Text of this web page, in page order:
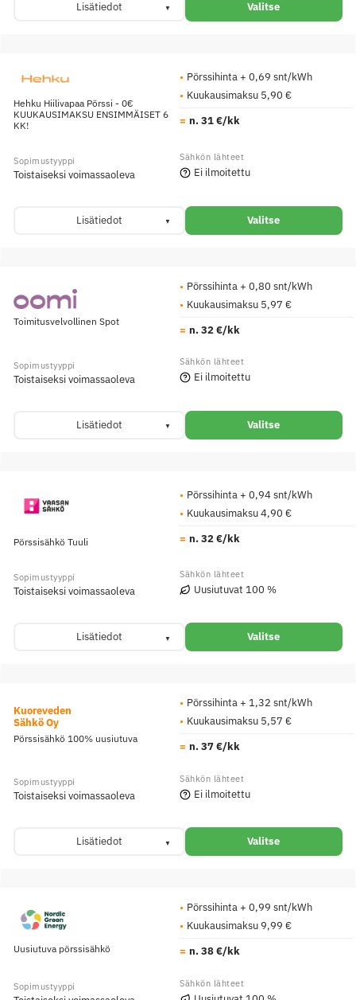
Lisätiedot Valitse
Hehku Hiilivapaa Pörssi - 0€
KUUKAUSIMAKSU ENSIMMÄISET 6
KK!
Pörssihinta + 0,69 snt/kWh
Kuukausimaksu 5,90 €
n. 31 €/kk
Toistaiseksi voimassaoleva Ei ilmoitettu
Lisätiedot Valitse
Toimitusvelvollinen Spot
Pörssihinta + 0,80 snt/kWh
Kuukausimaksu 5,97 €
n. 32 €/kk
Toistaiseksi voimassaoleva Ei ilmoitettu
Lisätiedot Valitse
Pörssisähkö Tuuli
Pörssihinta + 0,94 snt/kWh
Kuukausimaksu 4,90 €
n. 32 €/kk
Toistaiseksi voimassaoleva Uusiutuvat 100 %
Lisätiedot Valitse
Kuoreveden
Sähkö Oy
Pörssisähkö 100% uusiutuva
Pörssihinta + 1,32 snt/kWh
Kuukausimaksu 5,57 €
n. 37 €/kk
Toistaiseksi voimassaoleva Ei ilmoitettu
Lisätiedot Valitse
Uusiutuva pörssisähkö
Pörssihinta + 0,99 snt/kWh
Kuukausimaksu 9,99 €
n. 38 €/kk